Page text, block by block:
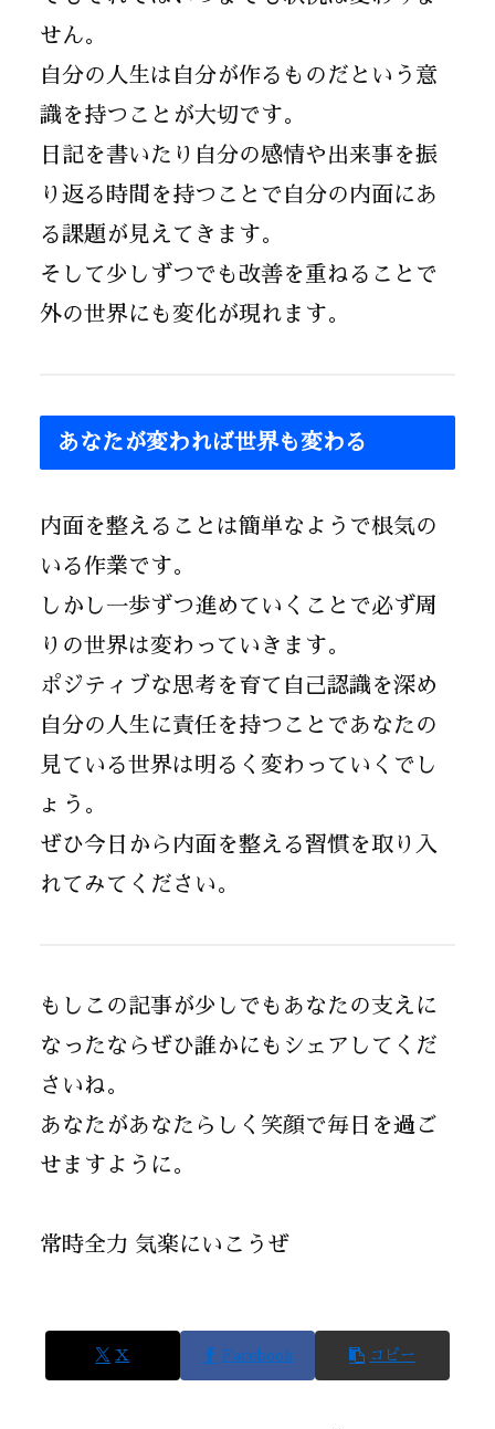
せん。
自分の人生は自分が作るものだという意
識を持つことが大切です。
日記を書いたり自分の感情や出来事を振
り返る時間を持つことで自分の内面にあ
る課題が見えてきます。
そして少しずつでも改善を重ねることで
外の世界にも変化が現れます。
あなたが変われば世界も変わる
内面を整えることは簡単なようで根気の
いる作業です。
しかし一歩ずつ進めていくことで必ず周
りの世界は変わっていきます。
ポジティブな思考を育て自己認識を深め
自分の人生に責任を持つことであなたの
見ている世界は明るく変わっていくでし
ょう。
ぜひ今日から内面を整える習慣を取り入
れてみてください。
もしこの記事が少しでもあなたの支えに
なったならぜひ誰かにもシェアしてくだ
さいね。
あなたがあなたらしく笑顔で毎日を過ご
せますように。
常時全力 気楽にいこうぜ
X Facebook コピー